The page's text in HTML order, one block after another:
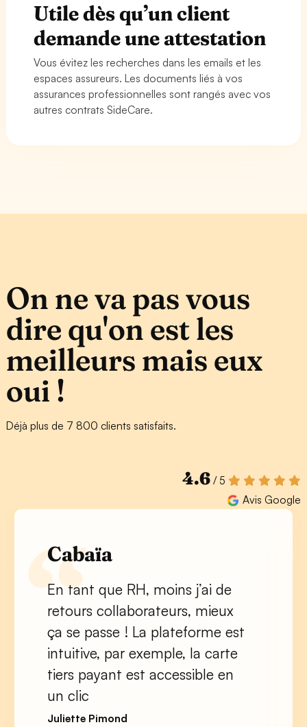
Utile dès qu’un client
demande une attestation
Vous évitez les recherches dans les emails et les
espaces assureurs. Les documents liés à vos
assurances professionnelles sont rangés avec vos
autres contrats SideCare.
On ne va pas vous
dire qu'on est les
meilleurs mais eux
oui !
Déjà plus de 7 800 clients satisfaits.
4.6/ 5
Avis Google
Cabaïa
En tant que RH, moins j’ai de
retours collaborateurs, mieux
ça se passe ! La plateforme est
intuitive, par exemple, la carte
tiers payant est accessible en
un clic
Juliette Pimond